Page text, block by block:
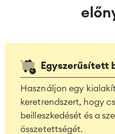
Egyszerűsített
Használjon egy
keretrendszert, hogy
beilleszkedését és a
összetettségét.